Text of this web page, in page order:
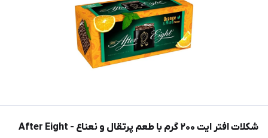
شکلات افتر ایت ۲۰۰ گرم با طعم پرتقال و نعناع - After Eight